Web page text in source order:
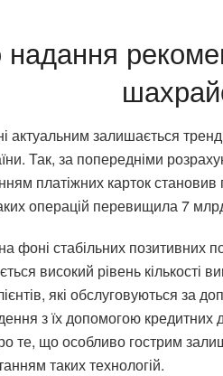
актуальним залишається
Так, за попередніми
платіжних карток
операцій перевищила 7
фоні стабільних позитивних
високий рівень кількості
які обслуговуються за
з їх допомогою
те, що особливо гострим
таких технологій.